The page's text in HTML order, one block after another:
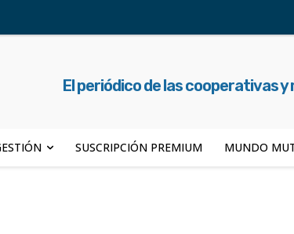
El periódico de las cooperativas
SUSCRIPCIÓN PREMIUM MUNDO